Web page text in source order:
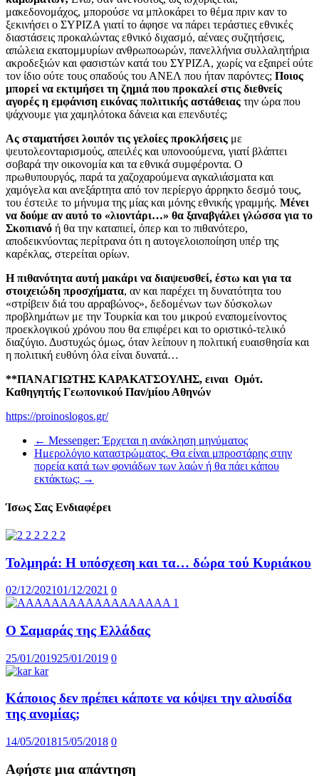
μακεδονομάχος, μπορούσε να μπλοκάρει το θέμα πριν καν το
ξεκινήσει ο ΣΥΡΙΖΑ γιατί το άφησε να πάρει τεράστιες εθνικές
διαστάσεις προκαλώντας εθνικό διχασμό, αέναες συζητήσεις,
απώλεια εκατομμυρίων ανθρωποωρών, πανελλήνια συλλαλητήρια
ακροδεξιών και φασιστών κατά του ΣΥΡΙΖΑ, χωρίς να εξαιρεί ούτε
τον ίδιο ούτε τους οπαδούς του ΑΝΕΛ που ήταν παρόντες; Ποιος
μπορεί να εκτιμήσει τη ζημιά που προκαλεί στις διεθνείς
αγορές η εμφάνιση εικόνας πολιτικής αστάθειας την ώρα που
ψάχνουμε για χαμηλότοκα δάνεια και επενδυτές;
Ας σταματήσει λοιπόν τις γελοίες προκλήσεις με
ψευτολεονταρισμούς, απειλές και υπονοούμενα, γιατί βλάπτει
σοβαρά την οικονομία και τα εθνικά συμφέροντα. Ο
πρωθυπουργός, παρά τα χαζοχαρούμενα αγκαλιάσματα και
χαμόγελα και ανεξάρτητα από τον περίεργο άρρηκτο δεσμό τους,
του έστειλε το μήνυμα της μίας και μόνης εθνικής γραμμής. Μένει
να δούμε αν αυτό το «λιοντάρι…» θα ξαναβγάλει γλώσσα για το
Σκοπιανό ή θα την καταπιεί, όπερ και το πιθανότερο,
αποδεικνύοντας περίτρανα ότι η αυτογελοιοποίηση υπέρ της
καρέκλας, στερείται ορίων.
Η πιθανότητα αυτή μακάρι να διαψευσθεί, έστω και για τα
στοιχειώδη προσχήματα, αν και παρέχει τη δυνατότητα του
«στρίβειν διά του αρραβώνος», δεδομένων των δύσκολων
προβλημάτων με την Τουρκία και του μικρού εναπομείνοντος
προεκλογικού χρόνου που θα επιφέρει και το οριστικό-τελικό
διαζύγιο. Δυστυχώς όμως, όταν λείπουν η πολιτική ευαισθησία και
η πολιτική ευθύνη όλα είναι δυνατά…
**ΠΑΝΑΓΙΩΤΗΣ ΚΑΡΑΚΑΤΣΟΥΛΗΣ, ειναι Ομότ.
Καθηγητής Γεωπονικού Παν/μίου Αθηνών
https://proinoslogos.gr/
← Messenger: Έρχεται η ανάκληση μηνύματος
Ημερολόγιο καταστρώματος. Θα είναι μπροστάρης στην
πορεία κατά των φονιάδων των λαών ή θα πάει κάπου
εκτάκτως; →
Ίσως Σας Ενδιαφέρει
Τολμηρά: Η υπόσχεση και τα… δώρα τού Κυριάκου
02/12/202101/12/2021 0
Ο Σαμαράς της Ελλάδας
25/01/201925/01/2019 0
Κάποιος δεν πρέπει κάποτε να κόψει την αλυσίδα
της ανομίας;
14/05/201815/05/2018 0
Αφήστε μια απάντηση